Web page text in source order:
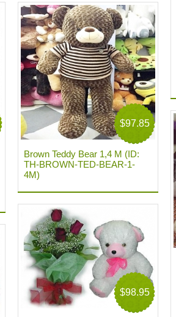
$97.85
Brown Teddy Bear 1,4 M (ID:
TH-BROWN-TED-BEAR-1-
4M)
$98.95